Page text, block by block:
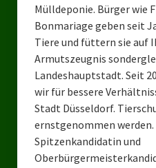
Landesverband Schleswig-
Landesverband
Landesverband Hamburg
Landesverband Berlin
Kommunale Gremien
Ratsfraktion Tierschutz Aktiv
Mülldeponie. Bürger wie
Bonmariage geben seit
Tiere und füttern sie auf
Armutszeugnis
Landeshauptstadt. Seit
wir für bessere
Stadt Düsseldorf.
ernstgenommen werden.
Spitzenkandidatin und